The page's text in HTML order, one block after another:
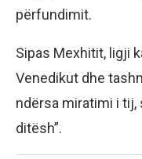
përfundimit.
Sipas Mexhitit, ligji
Venedikut dhe
ndërsa miratimi i tij,
ditësh”.